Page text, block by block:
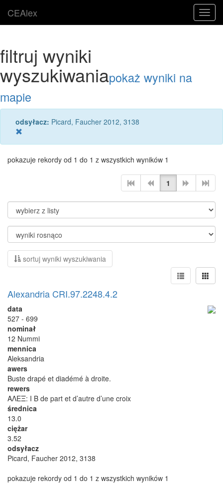
CEAlex
filtruj wyniki
wyszukiwaniapokaż wyniki na
mapie
odsyłacz: Picard, Faucher 2012, 3138
pokazuje rekordy od 1 do 1 z wszystkich wyników 1
1
sortuj wyniki wyszukiwania
Alexandria CRI.97.2248.4.2
data
527 - 699
nominał
12 Nummi
mennica
Aleksandria
awers
Buste drapé et diadémé à droite.
rewers
ΑΛΕΞ: I B de part et d’autre d’une croix
średnica
13.0
ciężar
3.52
odsyłacz
Picard, Faucher 2012, 3138
pokazuje rekordy od 1 do 1 z wszystkich wyników 1